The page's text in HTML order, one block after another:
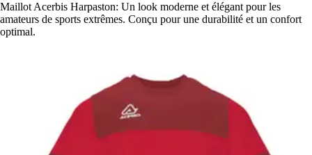
Maillot Acerbis Harpaston: Un look moderne et élégant pour les
amateurs de sports extrêmes. Conçu pour une durabilité et un confort
optimal.